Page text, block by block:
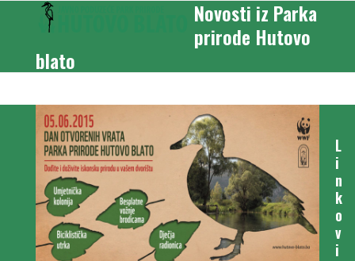
Open
mobile
menu
Close
mobile
menu
Novosti iz Parka
prirode Hutovo
blato
L
i
n
k
o
v
i